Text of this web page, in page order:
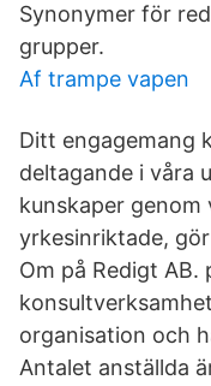
Synonymer för
grupper.
Af trampe vapen
Ditt engagemang
deltagande i våra
kunskaper genom
yrkesinriktade,
Om på Redigt AB.
organisation och
Antalet anställda